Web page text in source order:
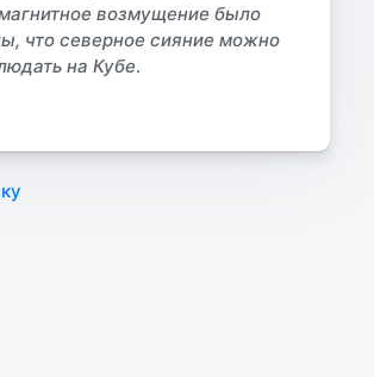
возмущение было
что северное сияние можно
на Кубе.